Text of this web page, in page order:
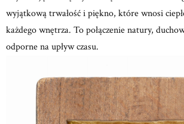
wyjątkową trwałość i piękno, które wnosi
każdego wnętrza. To połączenie natury,
odporne na upływ czasu.